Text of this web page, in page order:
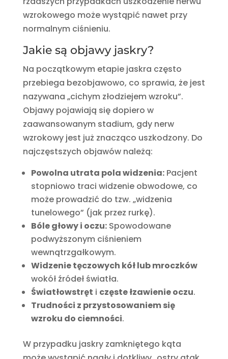
wzrokowego może wystąpić nawet przy
normalnym ciśnieniu.
Jakie są objawy jaskry?
Na początkowym etapie jaskra często
przebiega bezobjawowo, co sprawia, że jest
nazywana „cichym złodziejem wzroku”.
Objawy pojawiają się dopiero w
zaawansowanym stadium, gdy nerw
wzrokowy jest już znacząco uszkodzony. Do
najczęstszych objawów należą:
Powolna utrata pola widzenia:Pacjent
stopniowo traci widzenie obwodowe, co
może prowadzić do tzw. „widzenia
tunelowego” (jak przez rurkę).
Bóle głowy i oczu:Spowodowane
podwyższonym ciśnieniem
wewnątrzgałkowym.
Widzenie tęczowych kół lub mroczków
wokół źródeł światła.
Światłowstręt i częste łzawienie oczu.
Trudności z przystosowaniem się
wzroku do ciemności.
W przypadku jaskry zamkniętego kąta